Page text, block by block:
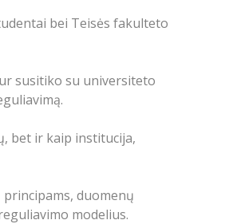
bei Teisės fakulteto
susitiko su universiteto
bet ir kaip institucija,
duomenų
modelius.